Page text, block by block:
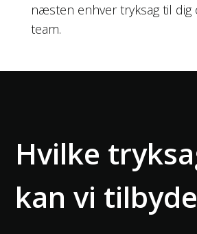
næsten enhver tryksag til dig
team.
Hvilke
kan vi